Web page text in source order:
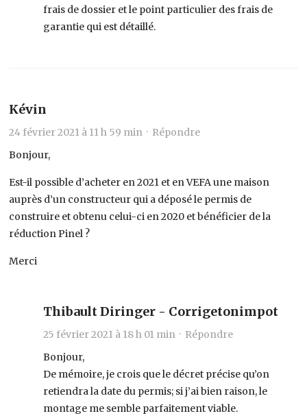
frais de dossier et le point particulier des frais de
garantie qui est détaillé.
Kévin
24 février 2021 à 11 h 59 min · Répondre
Bonjour,
Est-il possible d’acheter en 2021 et en VEFA une maison
auprès d’un constructeur qui a déposé le permis de
construire et obtenu celui-ci en 2020 et bénéficier de la
réduction Pinel ?
Merci
Thibault Diringer - Corrigetonimpot
25 février 2021 à 18 h 01 min · Répondre
Bonjour,
De mémoire, je crois que le décret précise qu’on
retiendra la date du permis; si j’ai bien raison, le
montage me semble parfaitement viable.